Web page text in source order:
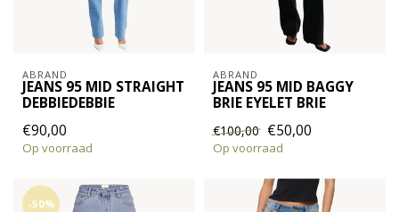
ABRAND
JEANS 95 MID STRAIGHT
DEBBIEDEBBIE
€90,00
Op voorraad
ABRAND
JEANS 95 MID BAGGY
BRIE EYELET BRIE
€100,00 €50,00
Op voorraad
-50%